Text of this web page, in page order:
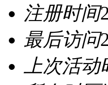
注册时间
最后访问
上次活动